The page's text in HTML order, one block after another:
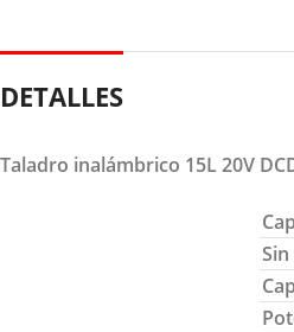
DETALLES
Taladro inalámbrico 15L 20V